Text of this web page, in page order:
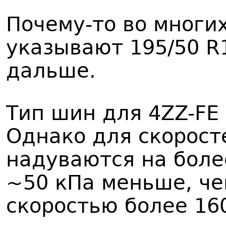
Почему-то во
указывают 195/50
дальше.
Тип шин для 4ZZ-FE
Однако для
надуваются на
~50 кПа меньше,
скоростью более